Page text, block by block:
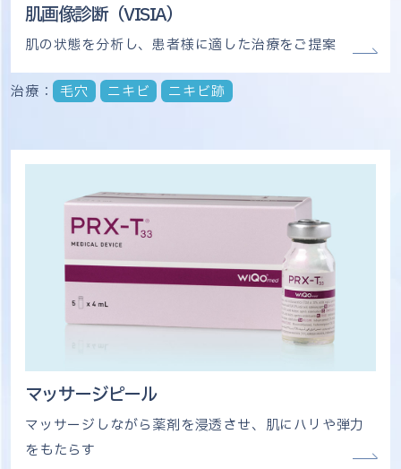
肌画像診断（VISIA）
肌の状態を分析し、患者様に適した治療をご提案
治療： 毛穴 ニキビ ニキビ跡
マッサージピール
マッサージしながら薬剤を浸透させ、肌にハリや弾力
をもたらす